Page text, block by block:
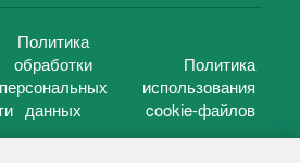
Политика
обработки
персональных
данных
Политика
использования
cookie-файлов